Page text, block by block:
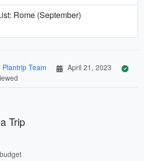
Rome (September)
Plantrip Team
April 21, 2023
Trip